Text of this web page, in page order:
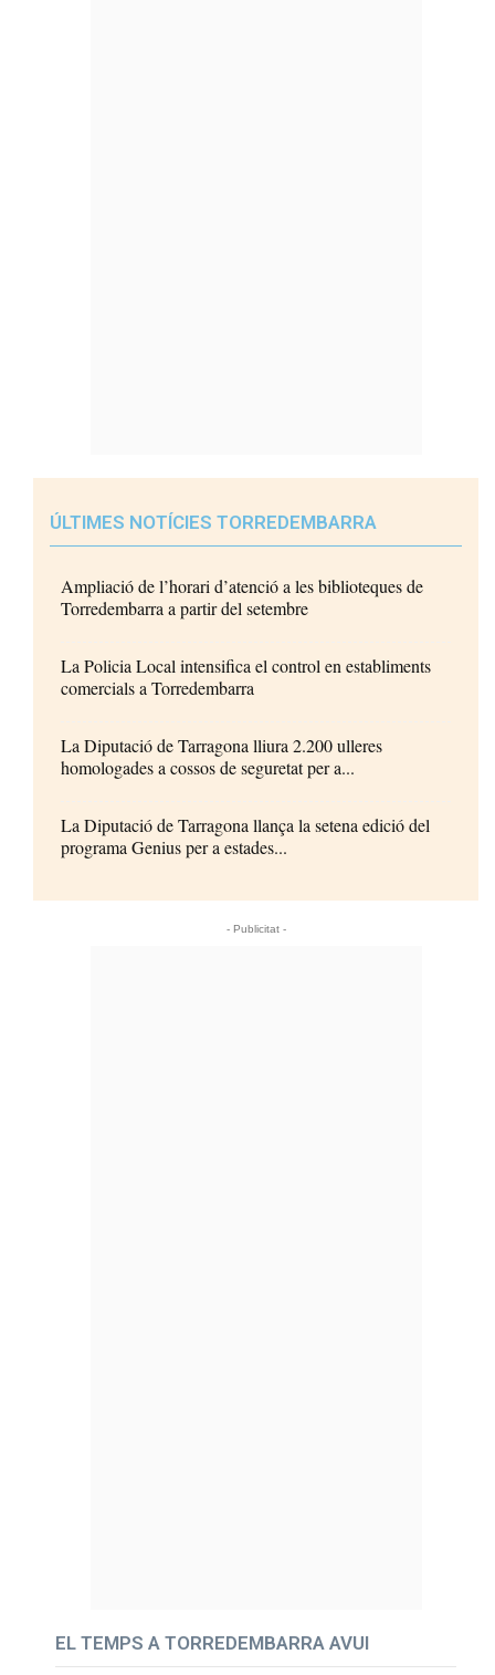
ÚLTIMES NOTÍCIES TORREDEMBARRA
Ampliació de l’horari d’atenció a les biblioteques de
Torredembarra a partir del setembre
La Policia Local intensifica el control en establiments
comercials a Torredembarra
La Diputació de Tarragona lliura 2.200 ulleres
homologades a cossos de seguretat per a...
La Diputació de Tarragona llança la setena edició del
programa Genius per a estades...
- Publicitat -
EL TEMPS A TORREDEMBARRA AVUI